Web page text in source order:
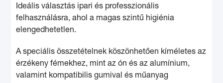
Ideális választás ipari és professzionális
felhasználásra, ahol a magas szintű higiénia
elengedhetetlen.
A speciális összetételnek köszönhetően kíméletes az
érzékeny fémekhez, mint az ón és az alumínium,
valamint kompatibilis gumival és műanyag